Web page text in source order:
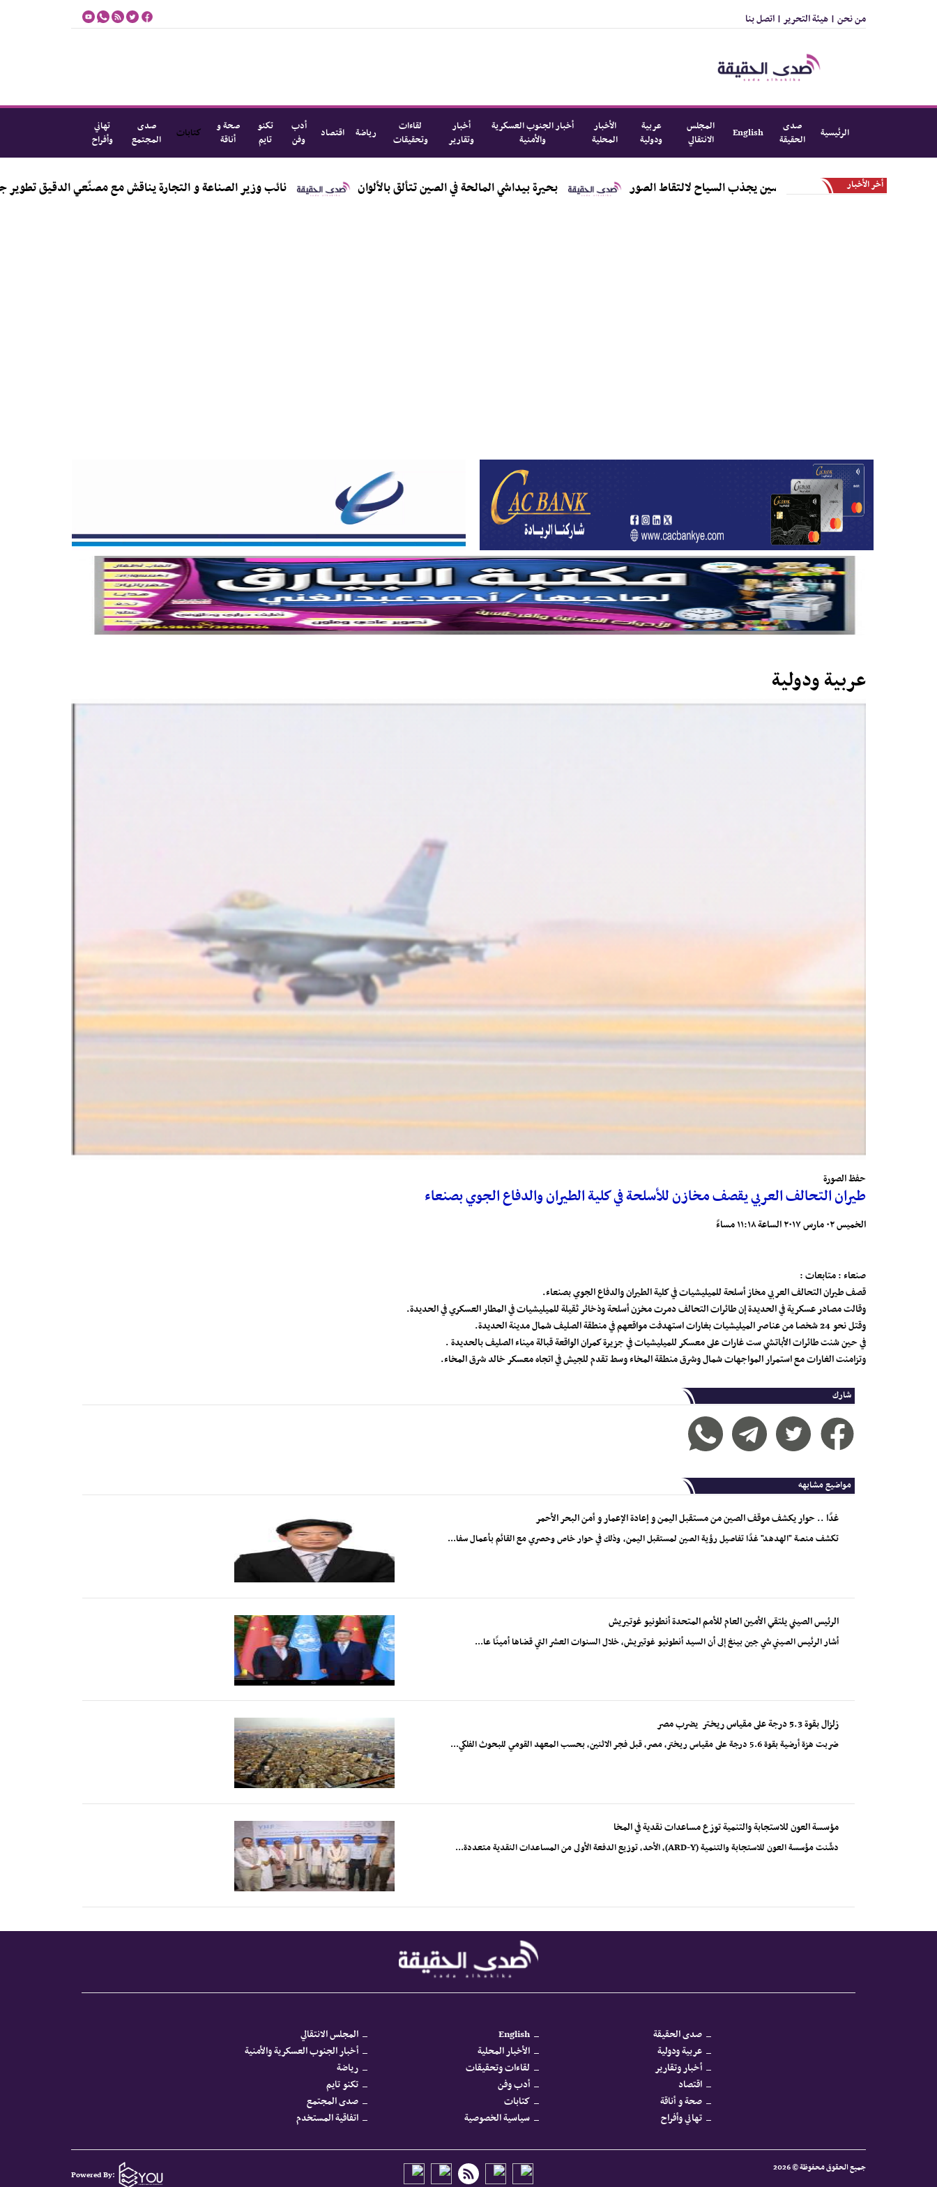
من نحن | هيئة التحرير | اتصل بنا
الرئيسية
صدى
الحقيقة
English
المجلس
الانتقالي
عربية
ودولية
الأخبار
المحلية
أخبار الجنوب العسكرية
والأمنية
أخبار
وتقارير
لقاءات
وتحقيقات
رياضة اقتصاد
أدب
وفن
تكنو
تايم
صحة و
أناقة
كتابات
صدى
المجتمع
تهاني
وأفراح
أخر الأخبار الطريق الجبلي المتعرج في الصين يجذب السياح لالتقاط الصور بحيرة بيداشي المالحة في الصين تتألق بالألوان نائب وزير الصناعة و التجارة يناقش مع
عربية ودولية
حفظ الصورة
طيران التحالف العربي يقصف مخازن للأسلحة في كلية الطيران والدفاع الجوي بصنعاء
الخميس ٠٢ مارس ٢٠١٧ الساعة ١١:١٨ مساءً
صنعاء : متابعات :
قصف طيران التحالف العربي مخاز أسلحة للميليشيات في كلية الطيران والدفاع الجوي بصنعاء.
وقالت مصادر عسكرية في الحديدة إن طائرات التحالف دمرت مخزن أسلحة وذخائر ثقيلة للميليشيات في المطار العسكري في الحديدة.
وقتل نحو 24 شخصا من عناصر الميليشيات بغارات استهدفت مواقعهم في منطقة الصليف شمال مدينة الحديدة.
في حين شنت طائرات الأباتشي ست غارات على معسكر للميليشيات في جزيرة كمران الواقعة قبالة ميناء الصليف بالحديدة .
وتزامنت الغارات مع استمرار المواجهات شمال وشرق منطقة المخاء وسط تقدم للجيش في اتجاه معسكر خالد شرق المخاء.
شارك
مواضيع مشابهه
غدًا .. حوار يكشف موقف الصين من مستقبل اليمن و إعادة الإعمار و أمن البحر الأحمر
تكشف منصة "الهدهد" غدًا تفاصيل رؤية الصين لمستقبل اليمن، وذلك في حوار خاص وحصري مع القائم بأعمال سفا...
الرئيس الصيني يلتقي الأمين العام للأمم المتحدة أنطونيو غوتيريش
أشار الرئيس الصيني شي جين بينغ إلى أن السيد أنطونيو غوتيريش، خلال السنوات العشر التي قضاها أمينًا عا...
زلزال بقوة 5.3 درجة على مقياس ريختر يضرب مصر
ضربت هزة أرضية بقوة 5.6 درجة على مقياس ريختر، مصر، قبل فجر الاثنين، بحسب المعهد القومي للبحوث الفلكي...
مؤسسة العون للاستجابة والتنمية توزع مساعدات نقدية في المخا
دشّنت مؤسسة العون للاستجابة والتنمية (ARD-Y)، الأحد، توزيع الدفعة الأولى من المساعدات النقدية متعددة...
صدى الحقيقة English
المجلس الانتقالي
عربية ودولية
الأخبار المحلية
أخبار الجنوب العسكرية والأمنية
أخبار وتقارير
لقاءات وتحقيقات
رياضة
اقتصاد
أدب وفن
تكنو تايم
صحة و أناقة
كتابات
صدى المجتمع
تهاني وأفراح
سياسية الخصوصية اتفاقية المستخدم
جميع الحقوق محفوظة © 2026
Powered By: